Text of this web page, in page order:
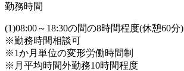
勤務時間
(1)08:00～18:30の間の8時間程度(休憩60分)
※勤務時間相談可
※1か月単位の変形労働時間制
※月平均時間外勤務10時間程度